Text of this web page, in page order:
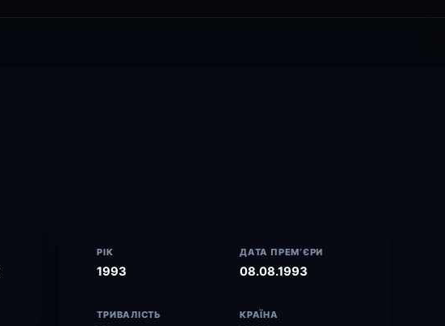
РІК
1993
ДАТА ПРЕМ’ЄРИ
08.08.1993
ТРИВАЛІСТЬ КРАЇНА